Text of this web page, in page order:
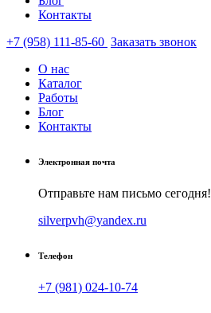
Контакты
+7 (958) 111-85-60 Заказать звонок
О нас
Каталог
Работы
Блог
Контакты
Электронная почта
Отправьте нам письмо сегодня!
silverpvh@yandex.ru
Телефон
+7 (981) 024-10-74